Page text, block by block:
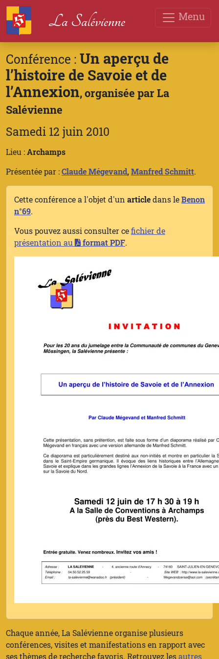
Menu
La Salévienne
Conférence : Un aperçu de
l’histoire de Savoie et de
l’Annexion, organisée par La
Salévienne
Samedi 12 juin 2010
Lieu :Archamps
Présentée par :Claude Mégevand,Manfred Schmitt.
Cette conférence a l'objet d'un articledans leBenon
n°69.
Vous pouvez aussi consulter cefichier de
présentation au
format PDF.
Chaque année, La Salévienne organise plusieurs
conférences, visites et manifestations en rapport avec
ses thèmes de recherche favoris. Retrouvez lesautres